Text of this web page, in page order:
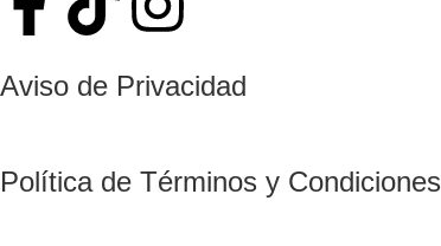
Aviso de Privacidad
Política de Términos y Condiciones